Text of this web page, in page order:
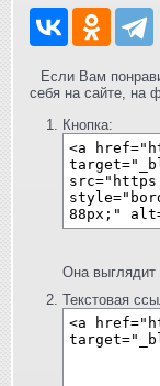
Если Вам
себя на сайте, на
Кнопка:
Она выглядит
Текстовая